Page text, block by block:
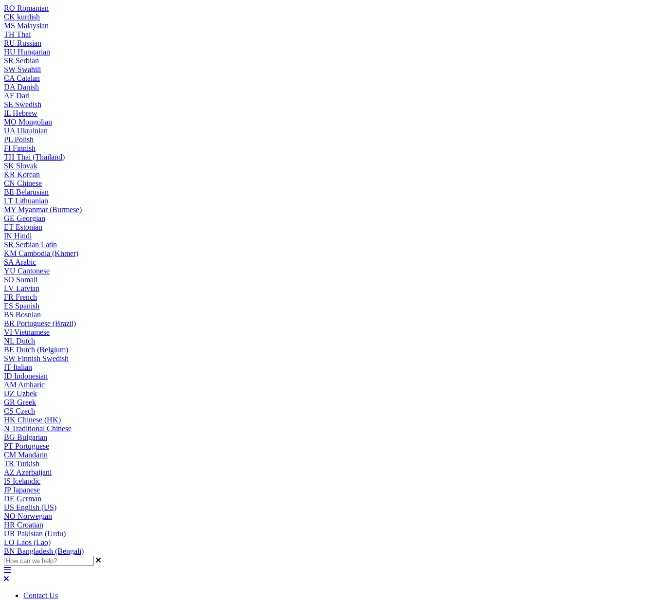
RO Romanian
CK kurdish
MS Malaysian
TH Thai
RU Russian
HU Hungarian
SR Serbian
SW Swahili
CA Catalan
DA Danish
AF Dari
SE Swedish
IL Hebrew
MO Mongolian
UA Ukrainian
PL Polish
FI Finnish
TH Thai (Thailand)
SK Slovak
KR Korean
CN Chinese
BE Belarusian
LT Lithuanian
MY Myanmar (Burmese)
GE Georgian
ET Estonian
IN Hindi
SR Serbian Latin
KM Cambodia (Khmer)
SA Arabic
YU Cantonese
SO Somali
LV Latvian
FR French
ES Spanish
BS Bosnian
BR Portuguese (Brazil)
VI Vietnamese
NL Dutch
BE Dutch (Belgium)
SW Finnish Swedish
IT Italian
ID Indonesian
AM Amharic
UZ Uzbek
GR Greek
CS Czech
HK Chinese (HK)
N Traditional Chinese
BG Bulgarian
PT Portuguese
CM Mandarin
TR Turkish
AZ Azerbaijani
IS Icelandic
JPJapanese
DE German
US English (US)
NO Norwegian
HR Croatian
UR Pakistan (Urdu)
LO Laos (Lao)
BN Bangladesh (Bengali)
Contact Us